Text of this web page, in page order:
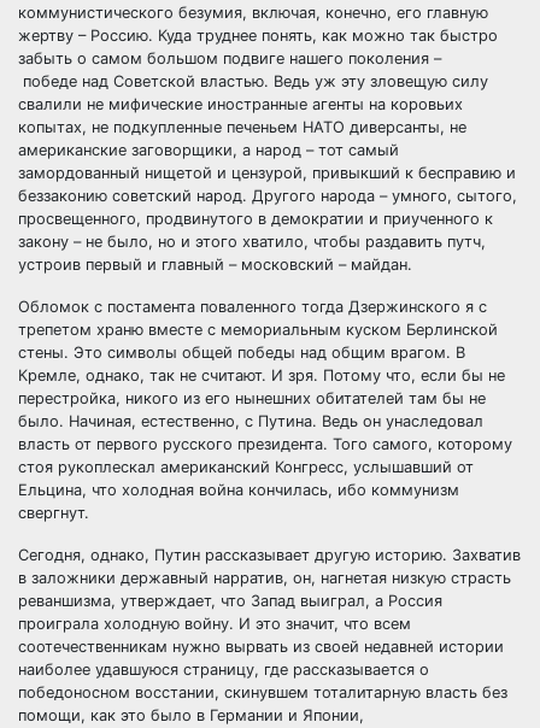
коммунистического безумия, включая, конечно, его главную
жертву – Россию. Куда труднее понять, как можно так быстро
забыть о самом большом подвиге нашего поколения –
победе над Советской властью. Ведь уж эту зловещую силу
свалили не мифические иностранные агенты на коровьих
копытах, не подкупленные печеньем НАТО диверсанты, не
американские заговорщики, а народ – тот самый
замордованный нищетой и цензурой, привыкший к бесправию и
беззаконию советский народ. Другого народа – умного, сытого,
просвещенного, продвинутого в демократии и приученного к
закону – не было, но и этого хватило, чтобы раздавить путч,
устроив первый и главный – московский – майдан.
Обломок с постамента поваленного тогда Дзержинского я с
трепетом храню вместе с мемориальным куском Берлинской
стены. Это символы общей победы над общим врагом. В
Кремле, однако, так не считают. И зря. Потому что, если бы не
перестройка, никого из его нынешних обитателей там бы не
было. Начиная, естественно, с Путина. Ведь он унаследовал
власть от первого русского президента. Того самого, которому
стоя рукоплескал американский Конгресс, услышавший от
Ельцина, что холодная война кончилась, ибо коммунизм
свергнут.
Сегодня, однако, Путин рассказывает другую историю. Захватив
в заложники державный нарратив, он, нагнетая низкую страсть
реваншизма, утверждает, что Запад выиграл, а Россия
проиграла холодную войну. И это значит, что всем
соотечественникам нужно вырвать из своей недавней истории
наиболее удавшуюся страницу, где рассказывается о
победоносном восстании, скинувшем тоталитарную власть без
помощи, как это было в Германии и Японии,